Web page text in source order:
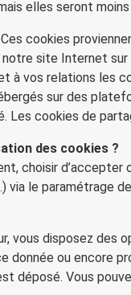
elles seront
cookies
site Internet
à vos relations les
sur des
Les cookies de
des cookies ?
choisir
via le paramétrage
vous disposez des
donnée ou encore
déposé. Vous